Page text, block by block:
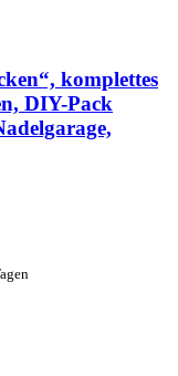
komplettes
DIY-Pack